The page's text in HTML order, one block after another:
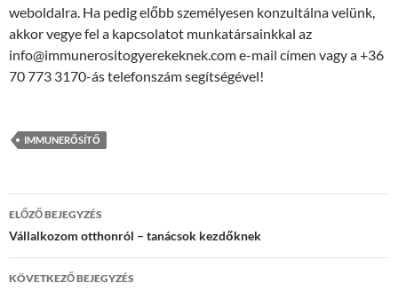
weboldalra. Ha pedig előbb személyesen konzultálna velünk,
akkor vegye fel a kapcsolatot munkatársainkkal az
info@immunerositogyerekeknek.com e-mail címen vagy a +36
70 773 3170-ás telefonszám segítségével!
IMMUNERŐSÍTŐ
Bejegyzések
navigációja
ELŐZŐ BEJEGYZÉS
Vállalkozom otthonról – tanácsok kezdőknek
KÖVETKEZŐ BEJEGYZÉS